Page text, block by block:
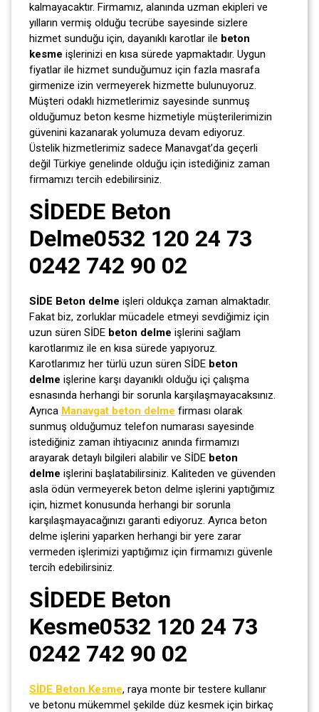
kalmayacaktır. Firmamız, alanında uzman ekipleri ve
yılların vermiş olduğu tecrübe sayesinde sizlere
hizmet sunduğu için, dayanıklı karotlar ile beton
kesme işlerinizi en kısa sürede yapmaktadır. Uygun
fiyatlar ile hizmet sunduğumuz için fazla masrafa
girmenize izin vermeyerek hizmette bulunuyoruz.
Müşteri odaklı hizmetlerimiz sayesinde sunmuş
olduğumuz beton kesme hizmetiyle müşterilerimizin
güvenini kazanarak yolumuza devam ediyoruz.
Üstelik hizmetlerimiz sadece Manavgat’da geçerli
değil Türkiye genelinde olduğu için istediğiniz zaman
firmamızı tercih edebilirsiniz.
SİDEDE Beton
Delme0532 120 24 73
0242 742 90 02
SİDE Beton delme işleri oldukça zaman almaktadır.
Fakat biz, zorluklar mücadele etmeyi sevdiğimiz için
uzun süren SİDE beton delme işlerini sağlam
karotlarımız ile en kısa sürede yapıyoruz.
Karotlarımız her türlü uzun süren SİDE beton
delme işlerine karşı dayanıklı olduğu içi çalışma
esnasında herhangi bir sorunla karşılaşmayacaksınız.
Ayrıca Manavgat beton delme firması olarak
sunmuş olduğumuz telefon numarası sayesinde
istediğiniz zaman ihtiyacınız anında firmamızı
arayarak detaylı bilgileri alabilir ve SİDE beton
delme işlerini başlatabilirsiniz. Kaliteden ve güvenden
asla ödün vermeyerek beton delme işlerini yaptığımız
için, hizmet konusunda herhangi bir sorunla
karşılaşmayacağınızı garanti ediyoruz. Ayrıca beton
delme işlerini yaparken herhangi bir yere zarar
vermeden işlerimizi yaptığımız için firmamızı güvenle
tercih edebilirsiniz.
SİDEDE Beton
Kesme0532 120 24 73
0242 742 90 02
SİDE Beton Kesme, raya monte bir testere kullanır
ve betonu mükemmel şekilde düz kesmek için birkaç